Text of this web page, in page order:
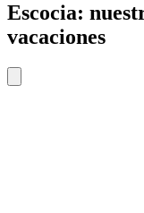
Escocia:
vacaciones